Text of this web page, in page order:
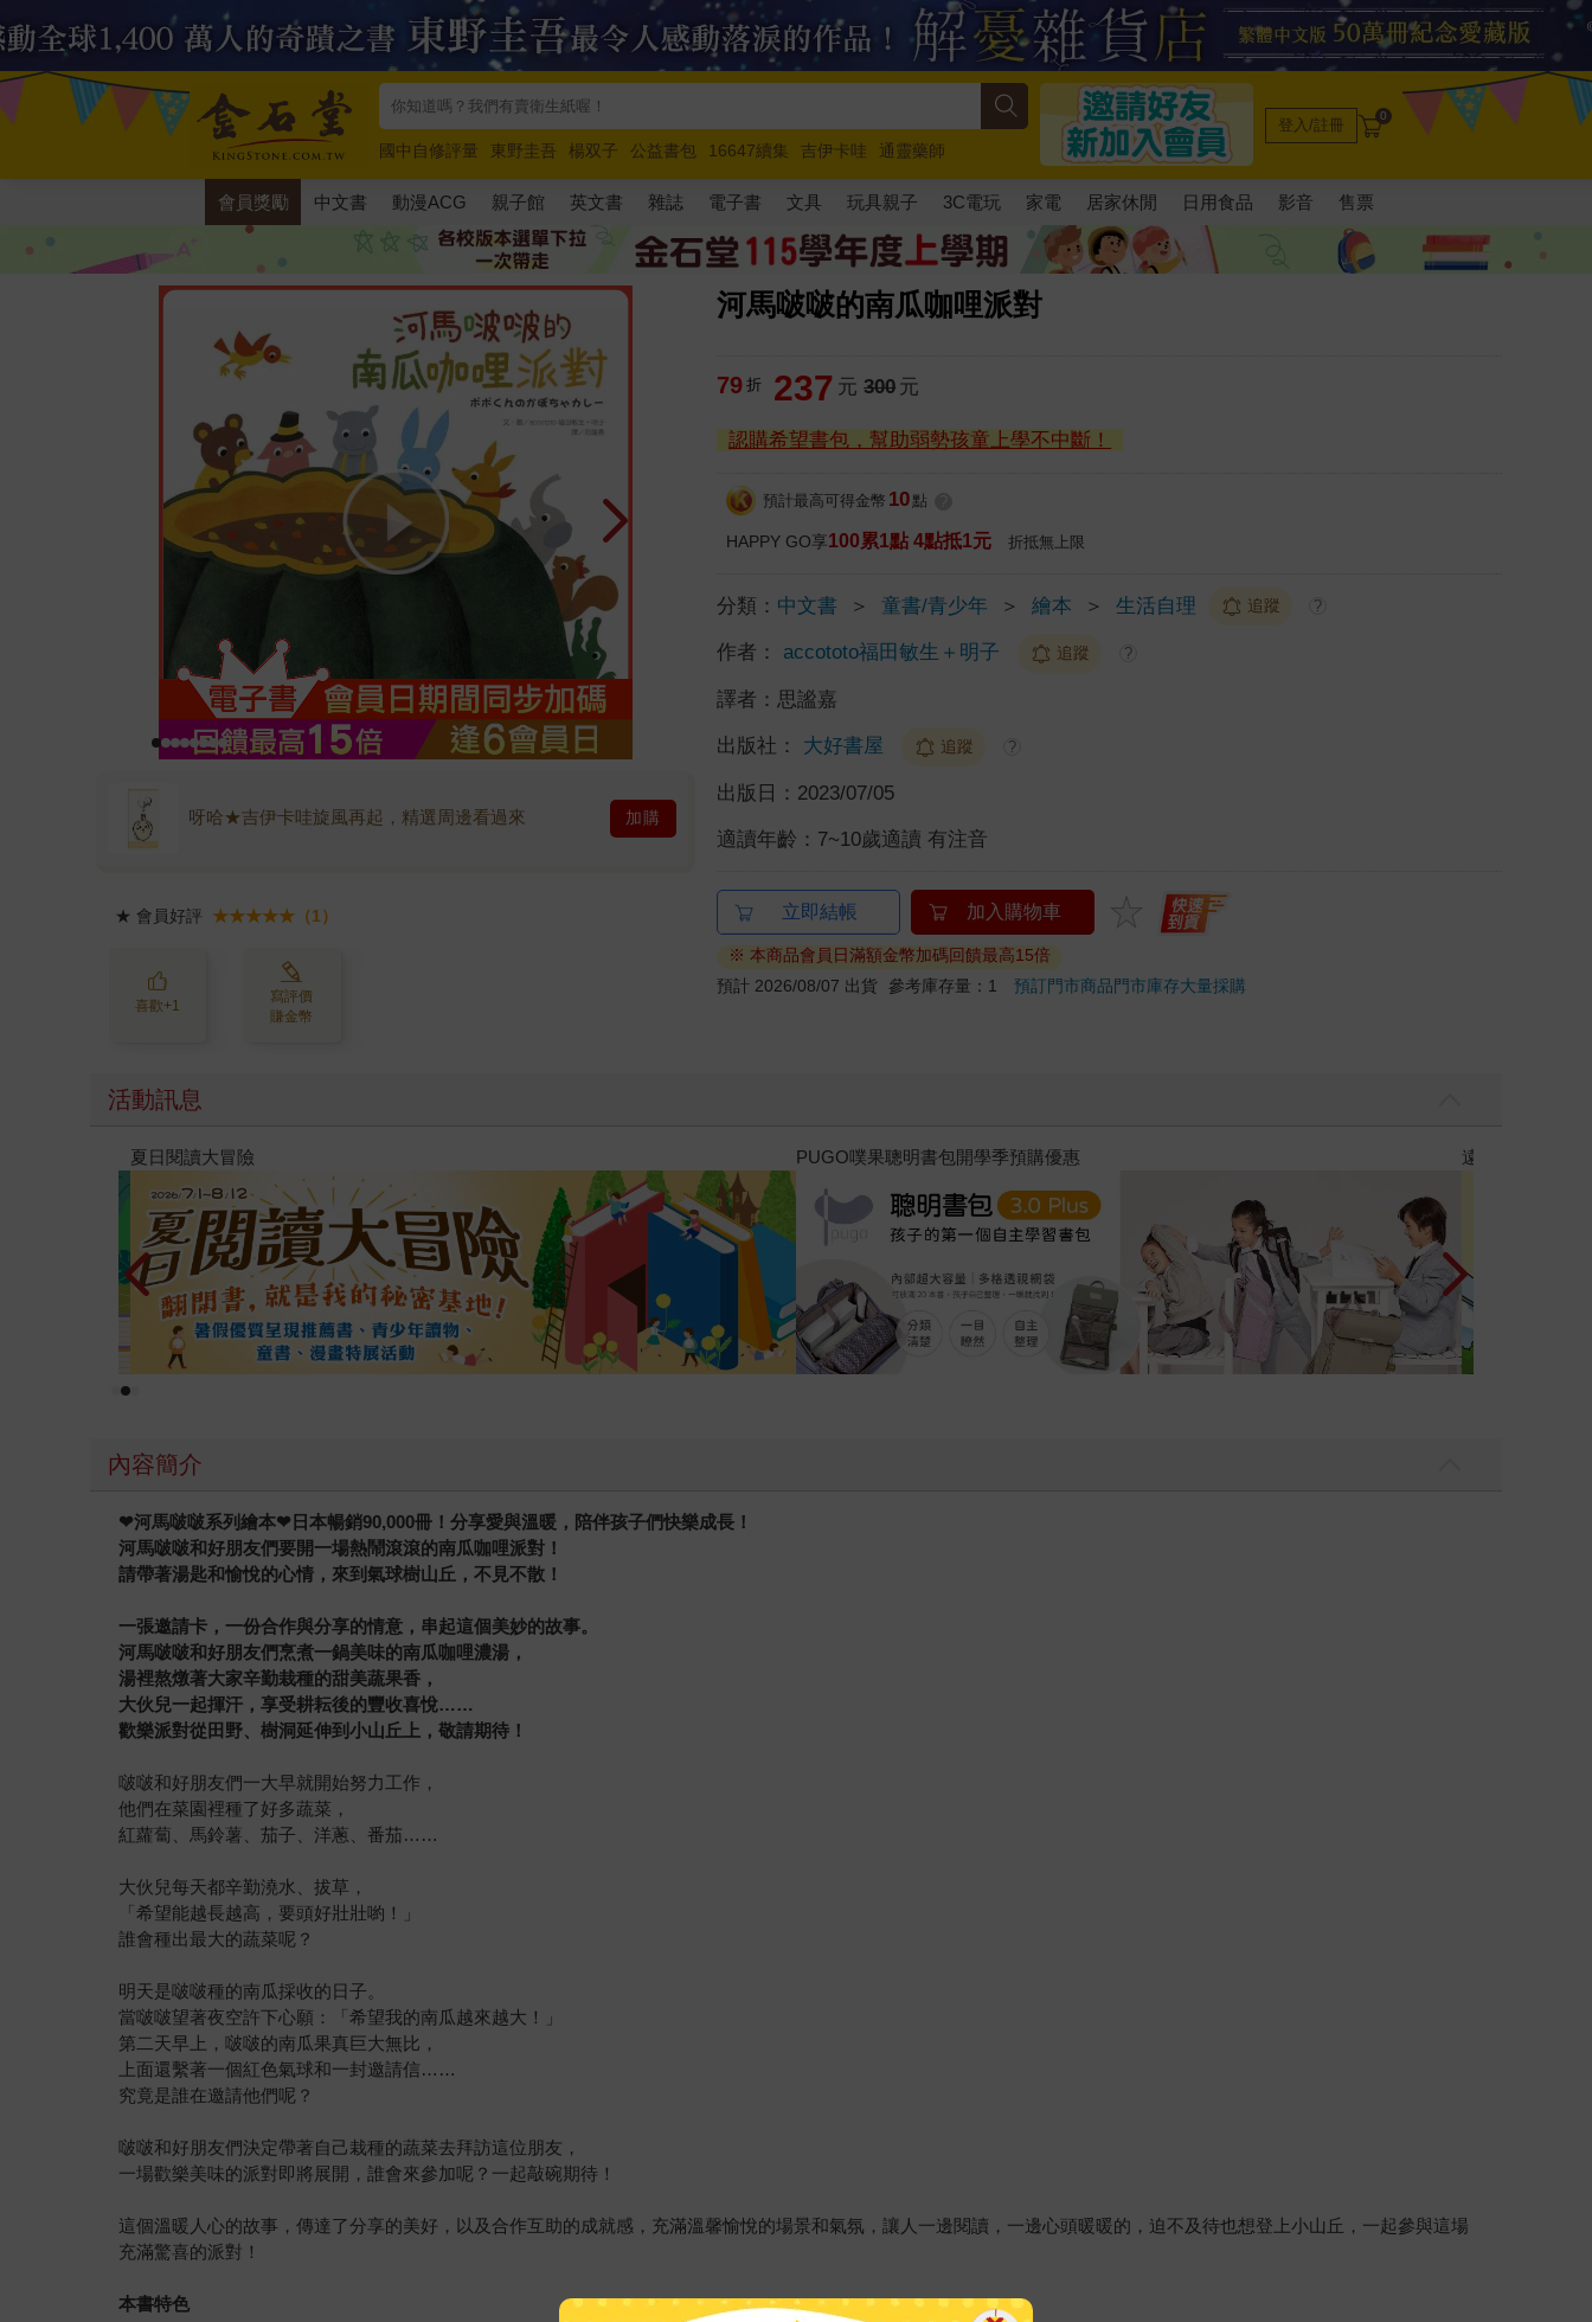
國中自修評量 東野圭吾 楊双子 公益書包 16647續集 吉伊卡哇
通靈藥師
唯紅花綻放
奧德賽 路邊攤新作 馬斯克 玩具總動員5 超慢跑
登入/註冊 0
會員獎勵 中文書 動漫ACG 親子館 英文書 雜誌 電子書 文具 玩具親子 3C電玩 家電 居家休閒 日用食品 影音 售票
河馬啵啵的南瓜咖哩派對
呀哈★吉伊卡哇旋風再起，精選周邊看過來 加購
★ 會員好評 ★★★★★（1）
喜歡+1
寫評價
賺金幣
79 折 237 元 300 元
認購希望書包，幫助弱勢孩童上學不中斷！
預計最高可得金幣 10 點
HAPPY GO享100累1點 4點抵1元 折抵無上限
分類： 中文書 ＞ 童書/青少年 ＞ 繪本 ＞ 生活自理 追蹤 ?
作者： accototo福田敏生＋明子 追蹤 ?
譯者： 思謐嘉
出版社： 大好書屋 追蹤 ?
出版日： 2023/07/05
適讀年齡： 7~10歲適讀 有注音
立即結帳 加入購物車
※ 本商品會員日滿額金幣加碼回饋最高15倍
預計 2026/08/07 出貨 參考庫存量：1預訂門市商品門市庫存大量採購
活動訊息
遠流童書展75折起 三采童書滿額送防水袋
內容簡介
❤河馬啵啵系列繪本❤ 日本暢銷90,000冊！分享愛與溫暖，陪伴孩子們快樂成長！
河馬啵啵和好朋友們要開一場熱鬧滾滾的南瓜咖哩派對！
請帶著湯匙和愉悅的心情，來到氣球樹山丘，不見不散！
一張邀請卡，一份合作與分享的情意，串起這個美妙的故事。
河馬啵啵和好朋友們烹煮一鍋美味的南瓜咖哩濃湯，
湯裡熬燉著大家辛勤栽種的甜美蔬果香，
大伙兒一起揮汗，享受耕耘後的豐收喜悅……
歡樂派對從田野、樹洞延伸到小山丘上，敬請期待！
啵啵和好朋友們一大早就開始努力工作，
他們在菜園裡種了好多蔬菜，
紅蘿蔔、馬鈴薯、茄子、洋蔥、番茄……
大伙兒每天都辛勤澆水、拔草，
「希望能越長越高，要頭好壯壯喲！」
誰會種出最大的蔬菜呢？
明天是啵啵種的南瓜採收的日子。
當啵啵望著夜空許下心願：「希望我的南瓜越來越大！」
第二天早上，啵啵的南瓜果真巨大無比，
上面還繫著一個紅色氣球和一封邀請信……
究竟是誰在邀請他們呢？
啵啵和好朋友們決定帶著自己栽種的蔬菜去拜訪這位朋友，
一場歡樂美味的派對即將展開，誰會來參加呢？一起敲碗期待！
這個溫暖人心的故事，傳達了分享的美好，以及合作互助的成就感，充滿溫馨愉悅的場景和氣氛，讓人一邊閱讀，一邊心頭暖暖的，迫不及待也想登上小山丘，一起參與這場
充滿驚喜的派對！
本書特色